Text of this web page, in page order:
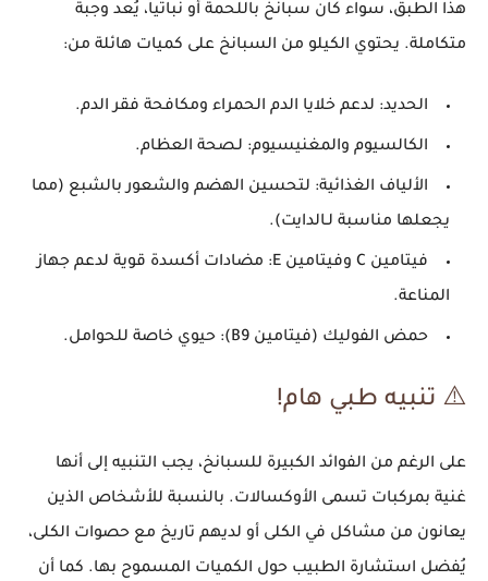
هذا الطبق، سواء كان سبانخ باللحمة أو نباتياً، يُعد وجبة
متكاملة. يحتوي الكيلو من السبانخ على كميات هائلة من:
الحديد: لدعم خلايا الدم الحمراء ومكافحة فقر الدم.
الكالسيوم والمغنيسيوم: لـصحة العظام.
الألياف الغذائية: لتحسين الهضم والشعور بالشبع (مما
يجعلها مناسبة لـالدايت).
فيتامين C وفيتامين E: مضادات أكسدة قوية لدعم
جهاز
المناعة.
حمض الفوليك (فيتامين B9): حيوي خاصة للحوامل.
⚠️ تنبيه طبي هام!
على الرغم من الفوائد الكبيرة للسبانخ، يجب التنبيه إلى أنها
غنية بمركبات تسمى الأوكسالات. بالنسبة للأشخاص الذين
يعانون من مشاكل في الكلى أو لديهم تاريخ مع حصوات الكلى،
يُفضل استشارة الطبيب حول الكميات المسموح بها. كما أن